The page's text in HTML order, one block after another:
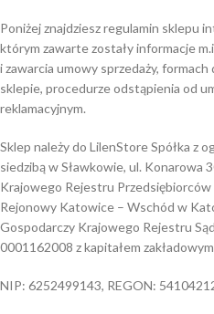
Poniżej znajdziesz regulamin sklepu
którym zawarte zostały informacje
i zawarcia umowy sprzedaży,
sklepie, procedurze odstąpienia od
reklamacyjnym.
Sklep należy do LilenStore Spółka z
siedzibą w Sławkowie, ul. Konarowa
Krajowego Rejestru Przedsiębiorców
Rejonowy Katowice – Wschód w
Gospodarczy Krajowego Rejestru
0001162008 z kapitałem
NIP: 6252499143, REGON: